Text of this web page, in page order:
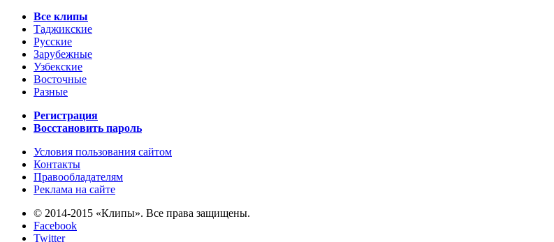
Все клипы
Таджикские
Русские
Зарубежные
Узбекские
Восточные
Разные
Регистрация
Восстановить пароль
Условия пользования сайтом
Контакты
Правообладателям
Реклама на сайте
© 2014-2015 «Клипы». Все права защищены.
Facebook
Twitter